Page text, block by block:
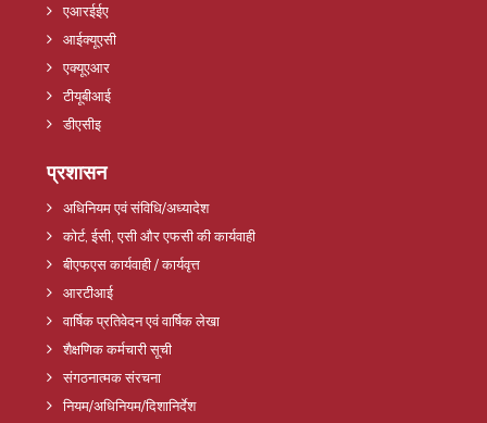
एआरईईए
आईक्यूएसी
एक्यूएआर
टीयूबीआई
डीएसीइ
प्रशासन
अधिनियम एवं संविधि/अध्यादेश
कोर्ट, ईसी, एसी और एफसी की कार्यवाही
बीएफएस कार्यवाही / कार्यवृत्त
आरटीआई
वार्षिक प्रतिवेदन एवं वार्षिक लेखा
शैक्षणिक कर्मचारी सूची
संगठनात्मक संरचना
नियम/अधिनियम/दिशानिर्देश